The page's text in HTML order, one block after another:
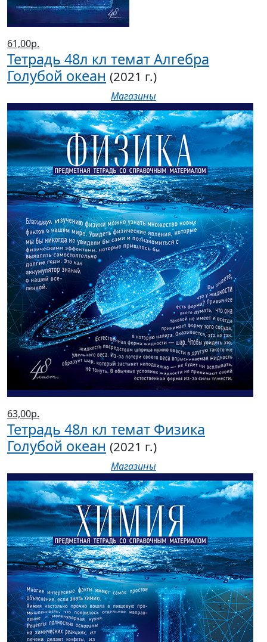
61,00р.
Тетрадь 48л кл темат Алгебра
Голубой океан (2021 г.)
Магазины
63,00р.
Тетрадь 48л кл темат Физика
Голубой океан (2021 г.)
Магазины